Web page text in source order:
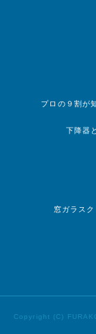
プロの９割が
下降器
窓ガラス
Copyright (C)